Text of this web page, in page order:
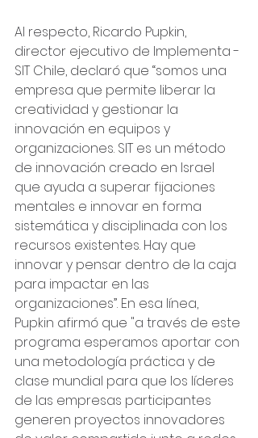
Al respecto, Ricardo Pupkin,
director ejecutivo de Implementa -
SIT Chile, declaró que “somos una
empresa que permite liberar la
creatividad y gestionar la
innovación en equipos y
organizaciones. SIT es un método
de innovación creado en Israel
que ayuda a superar fijaciones
mentales e innovar en forma
sistemática y disciplinada con los
recursos existentes. Hay que
innovar y pensar dentro de la caja
para impactar en las
organizaciones”. En esa línea,
Pupkin afirmó que "a través de este
programa esperamos aportar con
una metodología práctica y de
clase mundial para que los líderes
de las empresas participantes
generen proyectos innovadores